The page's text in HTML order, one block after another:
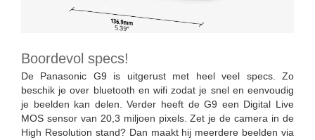
Boordevol specs!
De Panasonic G9 is uitgerust met heel veel specs. Zo
beschik je over bluetooth en wifi zodat je snel en eenvoudig
je beelden kan delen. Verder heeft de G9 een Digital Live
MOS sensor van 20,3 miljoen pixels. Zet je de camera in de
High Resolution stand? Dan maakt hij meerdere beelden via